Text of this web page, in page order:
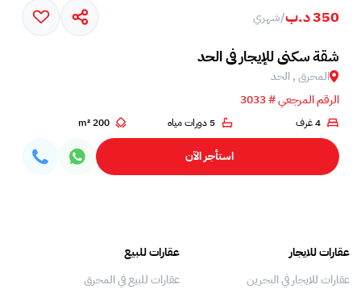
350 د.ب /شهري
شقة سكني للإيجار في الحد
المحرق , الحد
الرقم المرجعي # 3033
4 غرف 5 دورات مياه 200 m²
استأجر الآن
عقارات للايجار
عقارات للايجار في البحرين
عقارات للبيع
عقارات للبيع في المحرق